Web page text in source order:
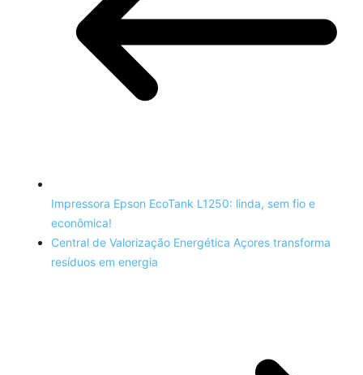
Impressora Epson EcoTank L1250: linda, sem fio e
econômica!
Central de Valorização Energética Açores transforma
resíduos em energia